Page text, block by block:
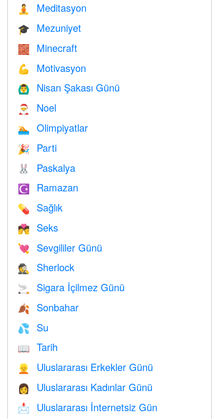
🧘 Meditasyon
🎓 Mezuniyet
🧱 Minecraft
💪 Motivasyon
🙆‍♂️ Nisan Şakası Günü
🎅 Noel
🏊 Olimpiyatlar
🎉 Parti
🐰 Paskalya
☪️ Ramazan
💊 Sağlık
💏 Seks
💘 Sevgililer Günü
🕵️ Sherlock
🚬 Sigara İçilmez Günü
🍂 Sonbahar
💦 Su
📖 Tarih
👱 Uluslararası Erkekler Günü
👩 Uluslararası Kadınlar Günü
📩 Uluslararası İnternetsiz Gün